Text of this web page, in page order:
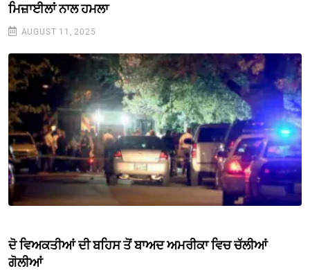
ਮਿਜ਼ਾਈਲਾਂ ਨਾਲ ਹਮਲਾ
AUGUST 11, 2025
ਦੋ ਵਿਅਕਤੀਆਂ ਦੀ ਬਹਿਸ ਤੋਂ ਬਾਅਦ ਅਮਰੀਕਾ ਵਿਚ ਚੱਲੀਆਂ
ਗੋਲੀਆਂ